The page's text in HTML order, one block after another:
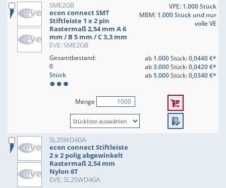
SME2GB
econ connect SMT
Stiftleiste 1 x 2 pin
Rastermaß 2,54 mm A 6
mm / B 5 mm / C 3,3 mm
EVE: SME2GB
VPE: 1.000 Stück
MBM: 1.000 Stück und nur
volle VE
Gesamtbestand:
0
Stück
ab 1.000Stück:0,0440 €*
ab3.000Stück:0,0420 €*
ab5.000Stück:0,0340 €*
Menge
SL25WD4GA
econ connect Stiftleiste
2 x 2 polig abgewinkelt
Rastermaß 2,54 mm
Nylon 6T
EVE: SL25WD4GA